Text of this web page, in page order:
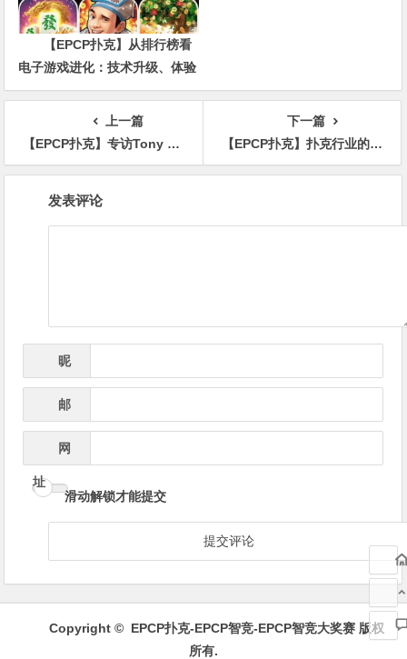
【EPCP扑克】从排行榜看
电子游戏进化：技术升级、体验
创新与未来趋势
上一篇
【EPCP扑克】专访Tony Lin｜4次错失WSOP金手链，却成为扑克生涯的最佳养分！
下一篇
【EPCP扑克】扑克行业的“金字塔效应”：你在为谁的荣华富贵买单？
发表评论
昵
邮
网
址
滑动解锁才能提交
Copyright © EPCP扑克-EPCP智竞-EPCP智竞大奖赛版权
所有.